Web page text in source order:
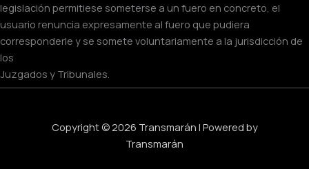
legislación permitiese someterse a un fuero en concreto, el
usuario renuncia expresamente al fuero que pudiera
corresponderle y se somete voluntariamente a la jurisdicción de
los
Juzgados y Tribunales.
Copyright © 2026 Transmarán | Powered by
Transmarán